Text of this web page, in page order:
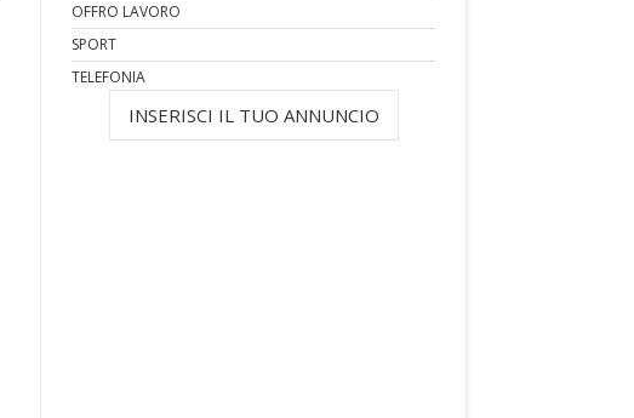
OFFRO LAVORO
SPORT
TELEFONIA
INSERISCI IL TUO ANNUNCIO